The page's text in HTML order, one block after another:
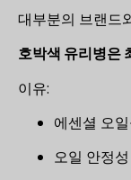
대부분의 브랜드
호박색 유리병은
이유:
에센셜 오
오일 안정